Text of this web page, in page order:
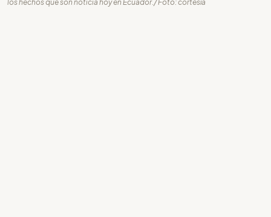
los hechos que son noticia hoy en Ecuador./ Foto: cortesía